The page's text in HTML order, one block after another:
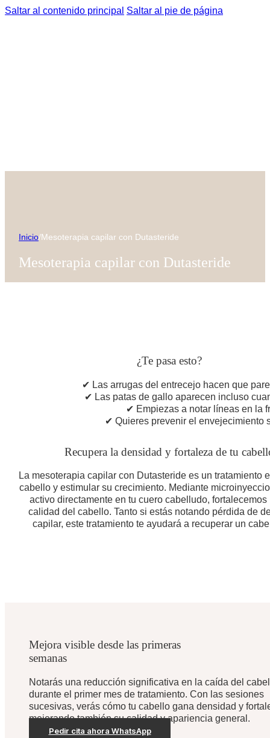
Saltar al contenido principal Saltar al pie de página
Inicio/Mesoterapia capilar con Dutasteride
Mesoterapia capilar con Dutasteride
¿Te pasa esto?
✔ Las arrugas del entrecejo hacen que
✔ Las patas de gallo aparecen incluso
✔ Empiezas a notar líneas en la
✔ Quieres prevenir el envejecimiento
Recupera la densidad y fortaleza de tu
La mesoterapia capilar con Dutasteride es un tratamiento
cabello y estimular su crecimiento. Mediante
activo directamente en tu cuero cabelludo,
calidad del cabello. Tanto si estás notando pérdida de
capilar, este tratamiento te ayudará a recuperar un
Mejora visible desde las primeras
semanas
Notarás una reducción significativa en la caída del
durante el primer mes de tratamiento. Con las sesiones
sucesivas, verás cómo tu cabello gana densidad y
mejorando también su calidad y apariencia general.
Pedir cita ahora WhatsApp